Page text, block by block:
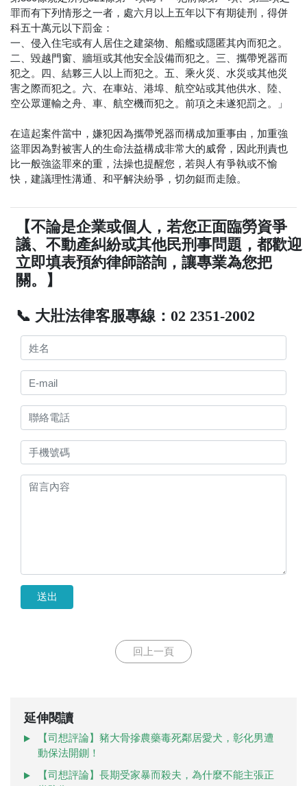
罪而有下列情形之一者，處六月以上五年以下有期徒刑，得併
科五十萬元以下罰金：
一、侵入住宅或有人居住之建築物、船艦或隱匿其內而犯之。
二、毀越門窗、牆垣或其他安全設備而犯之。三、攜帶兇器而
犯之。四、結夥三人以上而犯之。五、乘火災、水災或其他災
害之際而犯之。六、在車站、港埠、航空站或其他供水、陸、
空公眾運輸之舟、車、航空機而犯之。前項之未遂犯罰之。」
在這起案件當中，嫌犯因為攜帶兇器而構成加重事由，加重強
盜罪因為對被害人的生命法益構成非常大的威脅，因此刑責也
比一般強盜罪來的重，法操也提醒您，若與人有爭執或不愉
快，建議理性溝通、和平解決紛爭，切勿鋌而走險。
【不論是企業或個人，若您正面臨勞資爭
議、不動產糾紛或其他民刑事問題，都歡迎
立即填表預約律師諮詢，讓專業為您把
關。】
📞 大壯法律客服專線：02 2351-2002
送出
回上一頁
延伸閱讀
【司想評論】豬大骨摻農藥毒死鄰居愛犬，彰化男遭
動保法開鍘！
【司想評論】長期受家暴而殺夫，為什麼不能主張正